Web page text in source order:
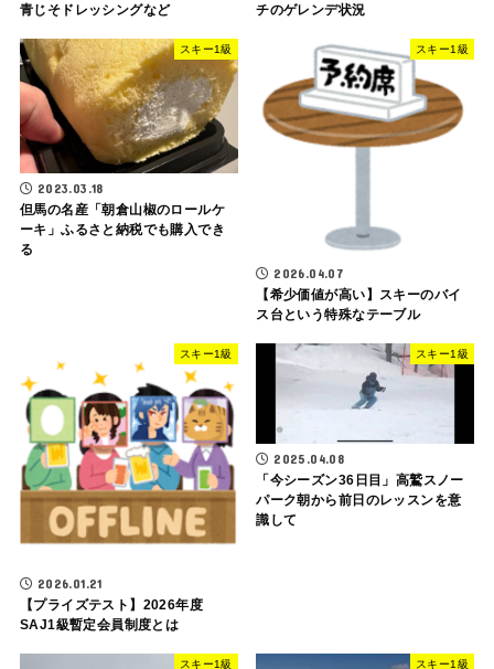
青じそドレッシングなど
チのゲレンデ状況
スキー1級
2023.03.18
但馬の名産「朝倉山椒のロールケ
ーキ」ふるさと納税でも購入でき
る
スキー1級
2026.04.07
【希少価値が高い】スキーのバイ
ス台という特殊なテーブル
スキー1級
2026.01.21
【プライズテスト】2026年度
SAJ1級暫定会員制度とは
スキー1級
2025.04.08
「今シーズン36日目」高鷲スノー
パーク朝から前日のレッスンを意
識して
スキー1級 スキー1級